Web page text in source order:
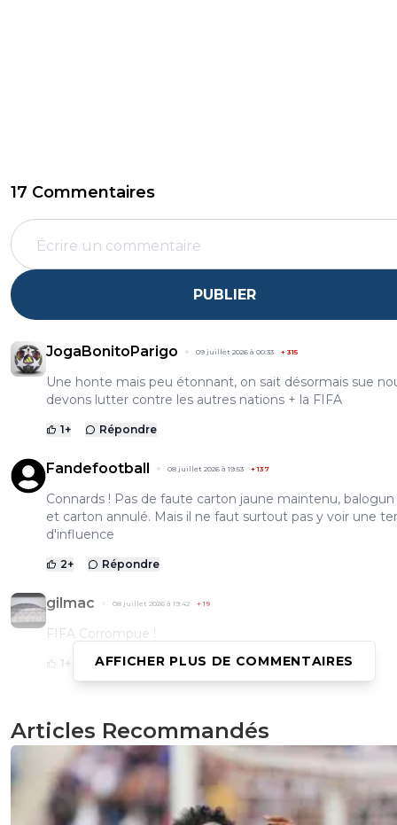
17 Commentaires
PUBLIER
JogaBonitoParigo 09 juillet 2026 à 00:33 + 315
Une honte mais peu étonnant, on sait désormais sue
devons lutter contre les autres nations + la FIFA
1+ Répondre
Fandefootball 08 juillet 2026 à 19:53 +137
Connards ! Pas de faute carton jaune maintenu,
et carton annulé. Mais il ne faut surtout pas y voir une
d'influence
2+ Répondre
gilmac 08 juillet 2026 à 19:42 +19
FIFA Corrompue !
1 + Répondre
DESURMON-ANTI-LYON 08 juillet 2026 à 18:56
Allez la Dèche encore au grand maximum 3 matchs et
libéré,
Bon courage pour celui qui aura la lourde tâche de te
et avoir un aussi beau palmarès que le tien
AFFICHER PLUS DE COMMENTAIRES
Articles Recommandés